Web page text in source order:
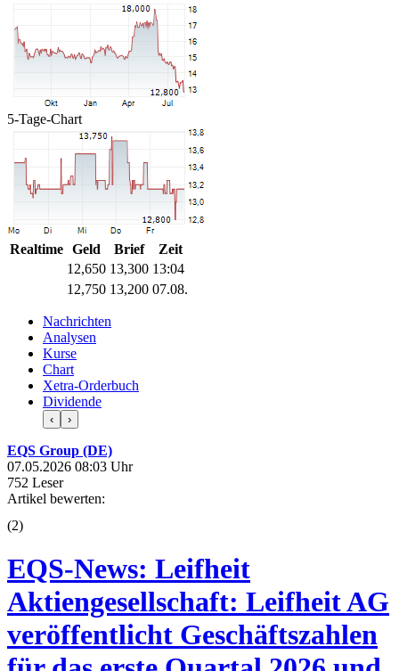
5-Tage-Chart
Realtime Geld Brief
Zeit
12,650 13,300 13:04
12,750 13,200 07.08.
Nachrichten
Analysen
Kurse
Chart
Xetra-Orderbuch
Dividende
‹ ›
EQS Group (DE)
07.05.2026 08:03 Uhr
752 Leser
Artikel bewerten:
(2)
EQS-News: Leifheit
Aktiengesellschaft: Leifheit AG
veröffentlicht Geschäftszahlen